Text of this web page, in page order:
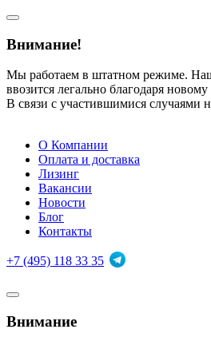
Внимание!
Мы работаем в штатном режиме.
ввозится легально благодаря
В связи с участившимися случаями
О Компании
Оплата и доставка
Лизинг
Вакансии
Новости
Блог
Контакты
+7 (495) 118 33 35
Внимание